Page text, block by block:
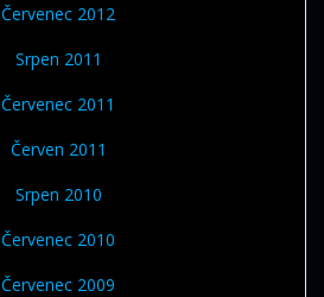
Červenec 2012
Srpen 2011
Červenec 2011
Červen 2011
Srpen 2010
Červenec 2010
Červenec 2009